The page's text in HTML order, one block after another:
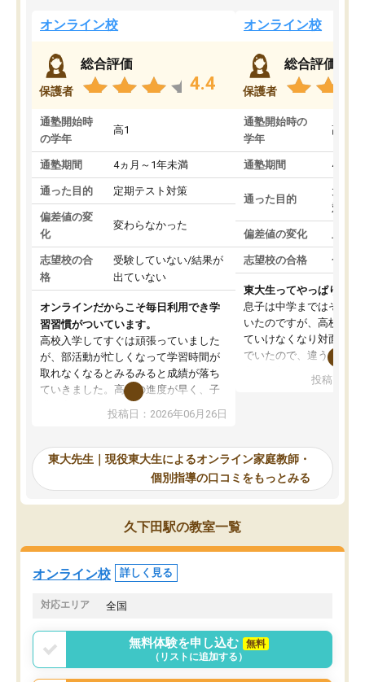
オンライン校
保護者
総合評価
4.4
通塾開始時
の学年
高1
通塾期間 4ヵ月～1年未満
通った目的 定期テスト対策
偏差値の変
化
変わらなかった
志望校の合
格
受験していない/結果が
出ていない
オンラインだからこそ毎日利用でき学
習習慣がついています。
高校入学してすぐは頑張っていました
が、部活動が忙しくなって学習時間が
取れなくなるとみるみると成績が落ち
ていきました。高校の進度が早く、子
供も家に帰って勉強の話すると嫌な反
応を示します。東大先生にお願いして
れるので、親としても安心です。毎日
使える自習室とかもあり、わからない
ところがあれば先生が回答してくれる
のも重宝しています。
投稿日：2026年06月26日
オンライン校
保護者
総合評価
通塾開始時の
学年
高3
通塾期間 4ヵ月
通った目的
大学
対策
偏差値の変化
志望校の合格 合格
東大生ってやっぱりすご
息子は中学まではそこそ
いたのですが、高校に入
ていけなくなり対面の塾
でいたので、違うアプロ
で、当初は模試でD判定
自習室が毎日使えていつ
るのが心強かったよう
謝です。
投稿日：
東大先生｜現役東大生によるオンライン家庭教師・
個別指導の口コミをもっとみる
久下田駅の教室一覧
オンライン校 詳しく見る
対応エリア 全国
無料体験を申し込む
無料
（リストに追加する）